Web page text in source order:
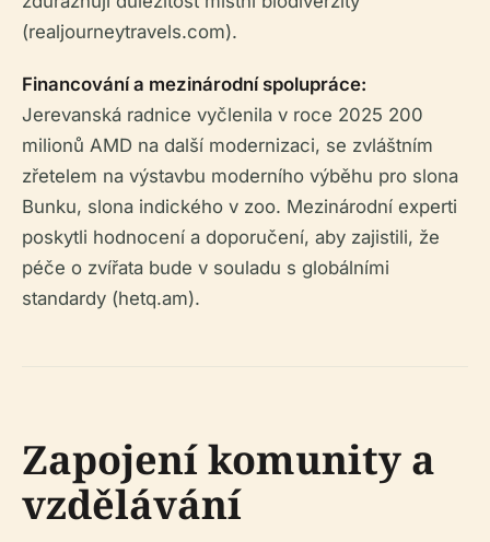
(realjourneytravels.com).
Financování a mezinárodní spolupráce:
Jerevanská radnice vyčlenila v roce 2025 200
milionů AMD na další modernizaci, se zvláštním
zřetelem na výstavbu moderního výběhu pro slona
Bunku, slona indického v zoo. Mezinárodní experti
poskytli hodnocení a doporučení, aby zajistili, že
péče o zvířata bude v souladu s globálními
standardy (hetq.am).
Zapojení komunity a
vzdělávání